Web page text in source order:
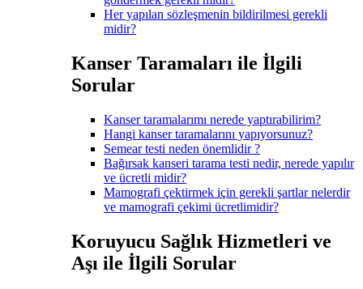
Her yapılan sözleşmenin bildirilmesi gerekli
midir?
Kanser Taramaları ile İlgili
Sorular
Kanser taramalarımı nerede yaptırabilirim?
Hangi kanser taramalarını yapıyorsunuz?
Semear testi neden önemlidir ?
Bağırsak kanseri tarama testi nedir, nerede yapılır
ve ücretli midir?
Mamografi çektirmek için gerekli şartlar nelerdir
ve mamografi çekimi ücretlimidir?
Koruyucu Sağlık Hizmetleri ve
Aşı ile İlgili Sorular